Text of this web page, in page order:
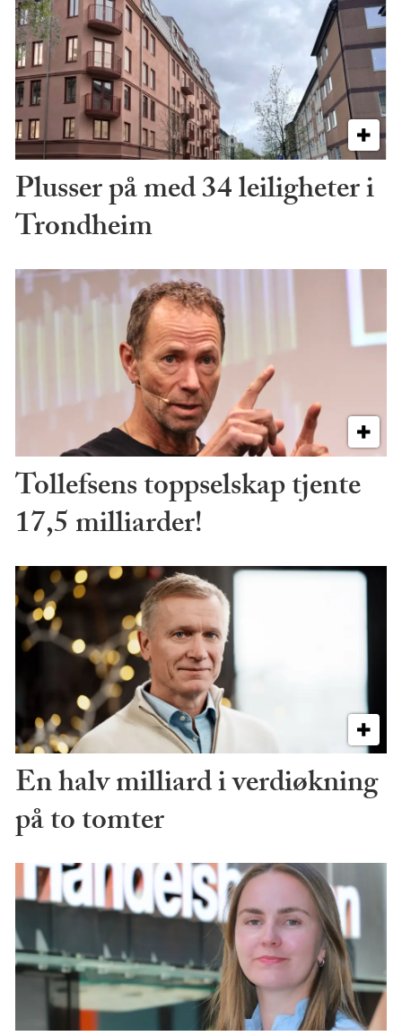
Plusser på med 34 leiligheter i
Trondheim
Tollefsens toppselskap tjente
17,5 milliarder!
En halv milliard i verdiøkning
på to tomter